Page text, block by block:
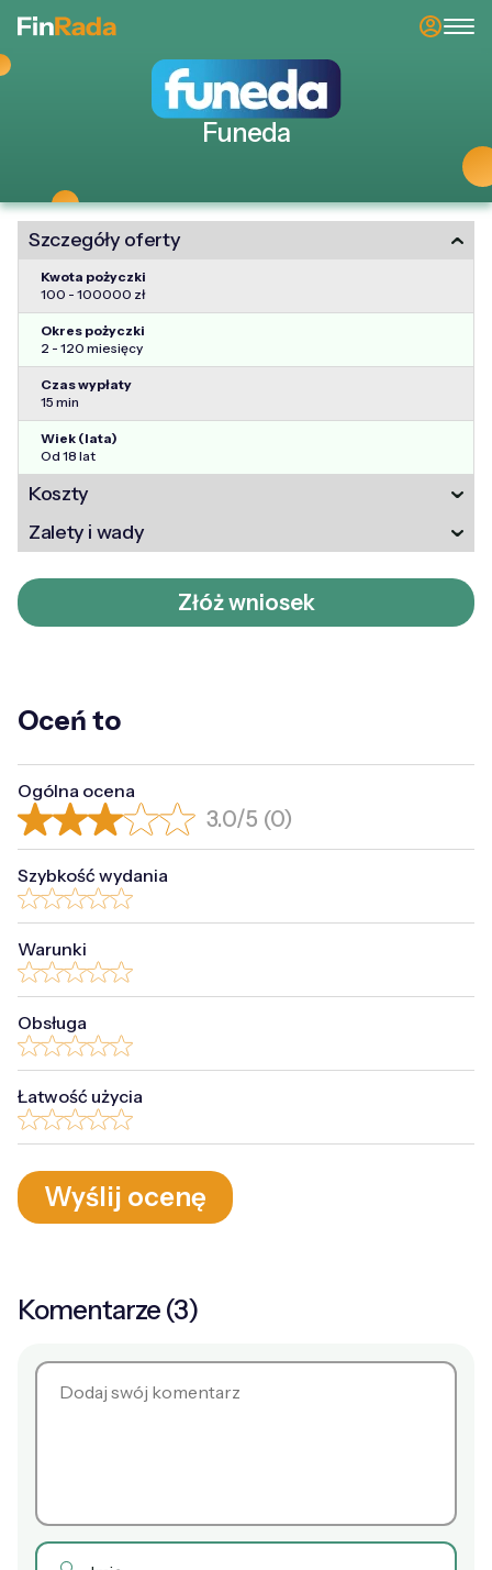
Funeda
Szczegóły oferty
Kwota pożyczki
100 - 100000 zł
Okres pożyczki
2 - 120 miesięcy
Czas wypłaty
15 min
Wiek (lata)
Od 18 lat
Koszty
Zalety i wady
Złóż wniosek
Oceń to
Ogólna ocena
3.0/5 (0)
Szybkość wydania
Warunki
Obsługa
Łatwość użycia
Wyślij ocenę
Komentarze (3)